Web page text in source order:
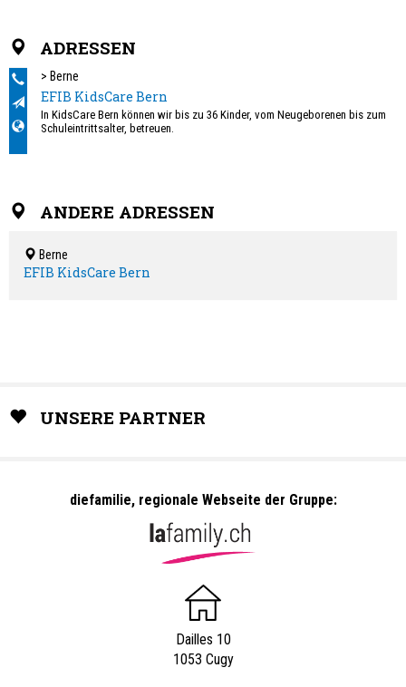
ADRESSEN
> Berne
EFIB KidsCare Bern
In KidsCare Bern können wir bis zu 36 Kinder, vom Neugeborenen bis zum
Schuleintrittsalter, betreuen.
ANDERE ADRESSEN
Berne
EFIB KidsCare Bern
UNSERE PARTNER
diefamilie, regionale Webseite der Gruppe:
Dailles 10
1053 Cugy